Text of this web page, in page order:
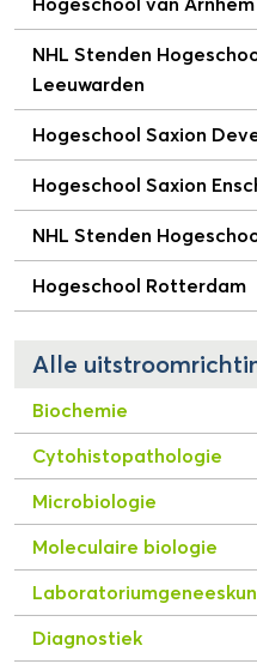
NHL Stenden
Leeuwarden
Hogeschool Saxion
Hogeschool Saxion
NHL Stenden
Hogeschool Rotterdam
Alle
Biochemie
Cytohistopathologie
Microbiologie
Moleculaire biologie
Diagnostiek